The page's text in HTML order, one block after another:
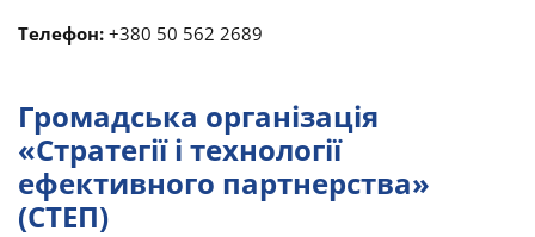
Телефон: +380 50 562 2689
Громадська організація
«Стратегії і технології
ефективного партнерства»
(СТЕП)